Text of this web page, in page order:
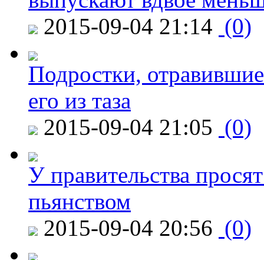
2015-09-04 21:14 (0)
Подростки,
его из таза
2015-09-04 21:05 (0)
У правительства
пьянством
2015-09-04 20:56 (0)